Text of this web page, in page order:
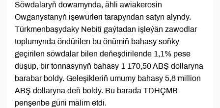
Söwdalaryň dowamynda, ähli awiakerosin
Owganystanyň işewürleri tarapyndan satyn alyndy.
Türkmenbaşydaky Nebiti gaýtadan işleýän zawodlar
toplumynda öndürilen bu önümiň bahasy soňky
geçirilen söwdalar bilen deňeşdirilende 1,1% pese
düşüp, bir tonnasynyň bahasy 1 170,50 ABŞ dollaryna
barabar boldy. Geleşikleriň umumy bahasy 5,8 million
ABŞ dollaryna deň boldy. Bu barada TDHÇMB
penşenbe güni mälim etdi.